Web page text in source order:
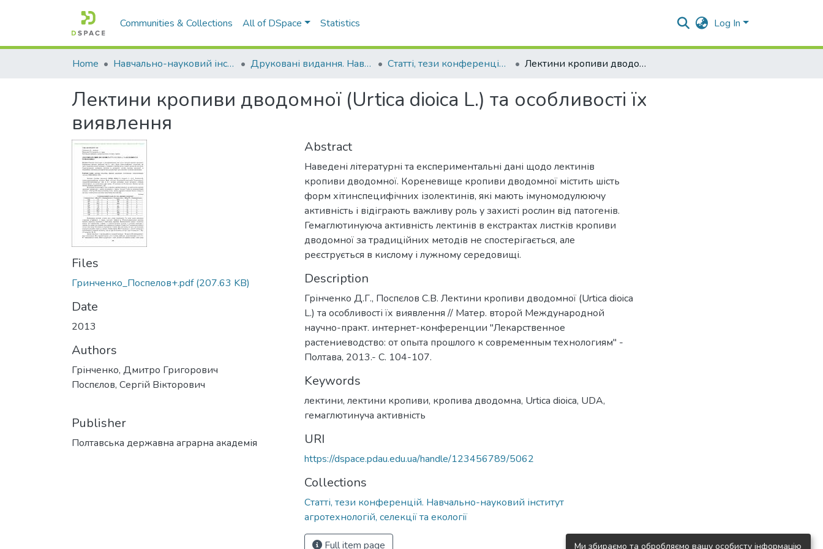
Communities & Collections All of DSpace Statistics Log In
Home Навчально-науковий інститут агротехнологій, селекції та екології Друковані видання. Навчально-науковий інститут агротехнологій, селекції та екології Статті, тези конференцій. Навчально-науковий інститут агротехнологій, селекції та екології Лектини кропиви дводомної (Urtica dioica L.) та особливості їх виявлення
Лектини кропиви дводомної (Urtica dioica L.) та особливості їх
виявлення
Files
Гринченко_Поспелов+.pdf(207.63 KB)
Date
2013
Authors
Грінченко, Дмитро Григорович
Поспєлов, Сергій Вікторович
Publisher
Полтавська державна аграрна академія
Abstract
Наведені літературні та експериментальні дані щодо лектинів
кропиви дводомної. Кореневище кропиви дводомної містить шість
форм хітинспецифічних ізолектинів, які мають імуномодулюючу
активність і відіграють важливу роль у захисті рослин від патогенів.
Гемаглютинуюча активність лектинів в екстрактах листків кропиви
дводомної за традиційних методів не спостерігається, але
реєструється в кислому і лужному середовищі.
Description
Грінченко Д.Г., Поспєлов С.В. Лектини кропиви дводомної (Urtica dioica
L.) та особливості їх виявлення // Матер. второй Международной
научно-практ. интернет-конференции "Лекарственное
растениеводство: от опыта прошлого к современным технологиям" -
Полтава, 2013.- С. 104-107.
Keywords
лектини, лектини кропиви, кропива дводомна, Urtica dioica, UDA,
гемаглютинуча активність
URI
https://dspace.pdau.edu.ua/handle/123456789/5062
Collections
Статті, тези конференцій. Навчально-науковий інститут
агротехнологій, селекції та екології
Full item page Ми збираємо та обробляємо вашу особисту інформацію